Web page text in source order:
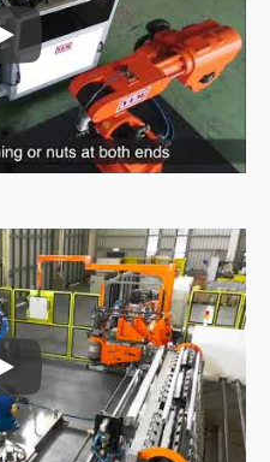
Rørfødningsmaskine
Rørfødningsmaskine